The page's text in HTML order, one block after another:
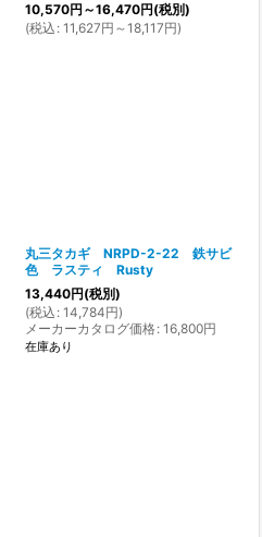
10,570円 ～16,470円(税別)
(税込 : 11,627円 ～18,117円)
丸三タカギ NRPD-2-22 鉄サビ
色 ラスティ Rusty
13,440円(税別)
(税込 : 14,784円)
メーカーカタログ価格: 16,800円
在庫あり